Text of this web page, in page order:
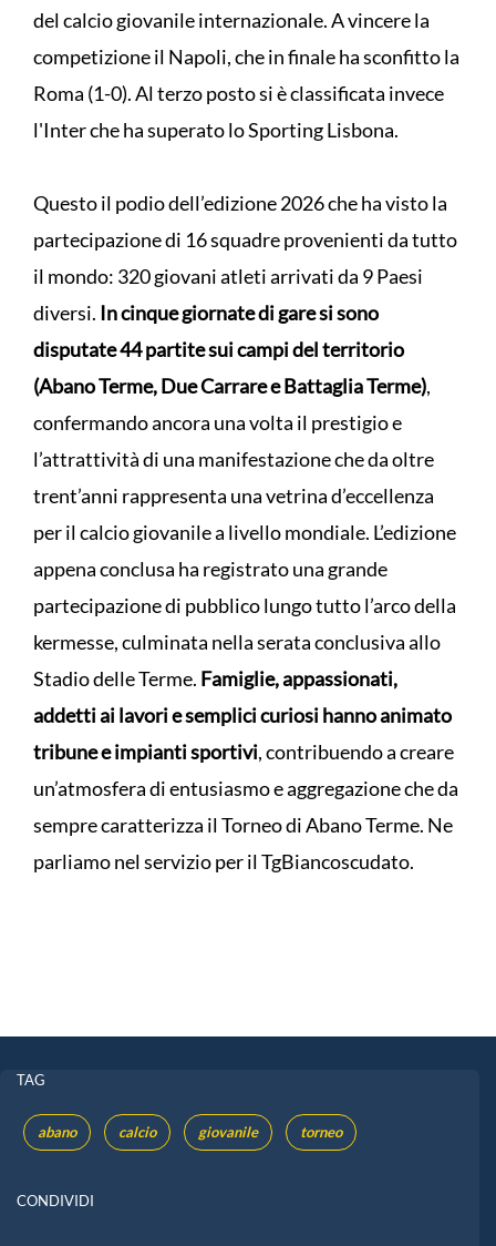
del calcio giovanile internazionale. A vincere la
competizione il Napoli, che in finale ha sconfitto la
Roma (1-0). Al terzo posto si è classificata invece
l'Inter che ha superato lo Sporting Lisbona.
Questo il podio dell’edizione 2026 che ha visto la
partecipazione di 16 squadre provenienti da tutto
il mondo: 320 giovani atleti arrivati da 9 Paesi
diversi. In cinque giornate di gare si sono
disputate 44 partite sui campi del territorio
(Abano Terme, Due Carrare e Battaglia Terme),
confermando ancora una volta il prestigio e
l’attrattività di una manifestazione che da oltre
trent’anni rappresenta una vetrina d’eccellenza
per il calcio giovanile a livello mondiale. L’edizione
appena conclusa ha registrato una grande
partecipazione di pubblico lungo tutto l’arco della
kermesse, culminata nella serata conclusiva allo
Stadio delle Terme. Famiglie, appassionati,
addetti ai lavori e semplici curiosi hanno animato
tribune e impianti sportivi, contribuendo a creare
un’atmosfera di entusiasmo e aggregazione che da
sempre caratterizza il Torneo di Abano Terme. Ne
parliamo nel servizio per il TgBiancoscudato.
TAG
abano calcio giovanile torneo
CONDIVIDI